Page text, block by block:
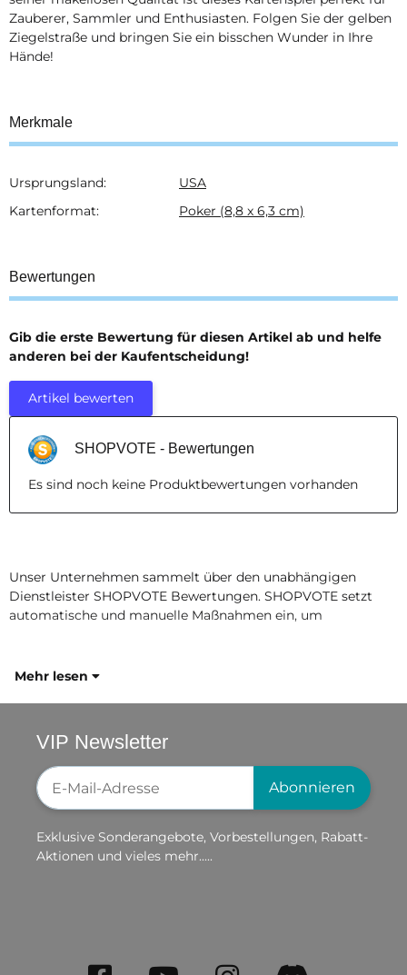
Zauberer, Sammler und Enthusiasten. Folgen Sie der gelben
Ziegelstraße und bringen Sie ein bisschen Wunder in Ihre
Hände!
Merkmale
Produkteigenschaft
Wert
Ursprungsland:
USA
Kartenformat:
Poker (8,8 x 6,3 cm)
Bewertungen
Gib die erste Bewertung für diesen Artikel ab und helfe
anderen bei der Kaufentscheidung!
Artikel bewerten
SHOPVOTE - Bewertungen
Es sind noch keine Produktbewertungen vorhanden
Unser Unternehmen sammelt über den unabhängigen
Dienstleister SHOPVOTE Bewertungen. SHOPVOTE setzt
automatische und manuelle Maßnahmen ein, um
Mehr lesen
VIP Newsletter
Newsletter-Registrierung
Abonnieren
Exklusive Sonderangebote, Vorbestellungen, Rabatt-
Aktionen und vieles mehr.....